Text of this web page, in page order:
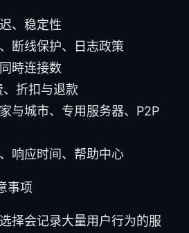
、稳定性
断线保护、日志政策
時连接数
折扣与退款
与城市、专用服务器、P2P
响应时间、帮助中心
事项
择会记录大量用户行为的服